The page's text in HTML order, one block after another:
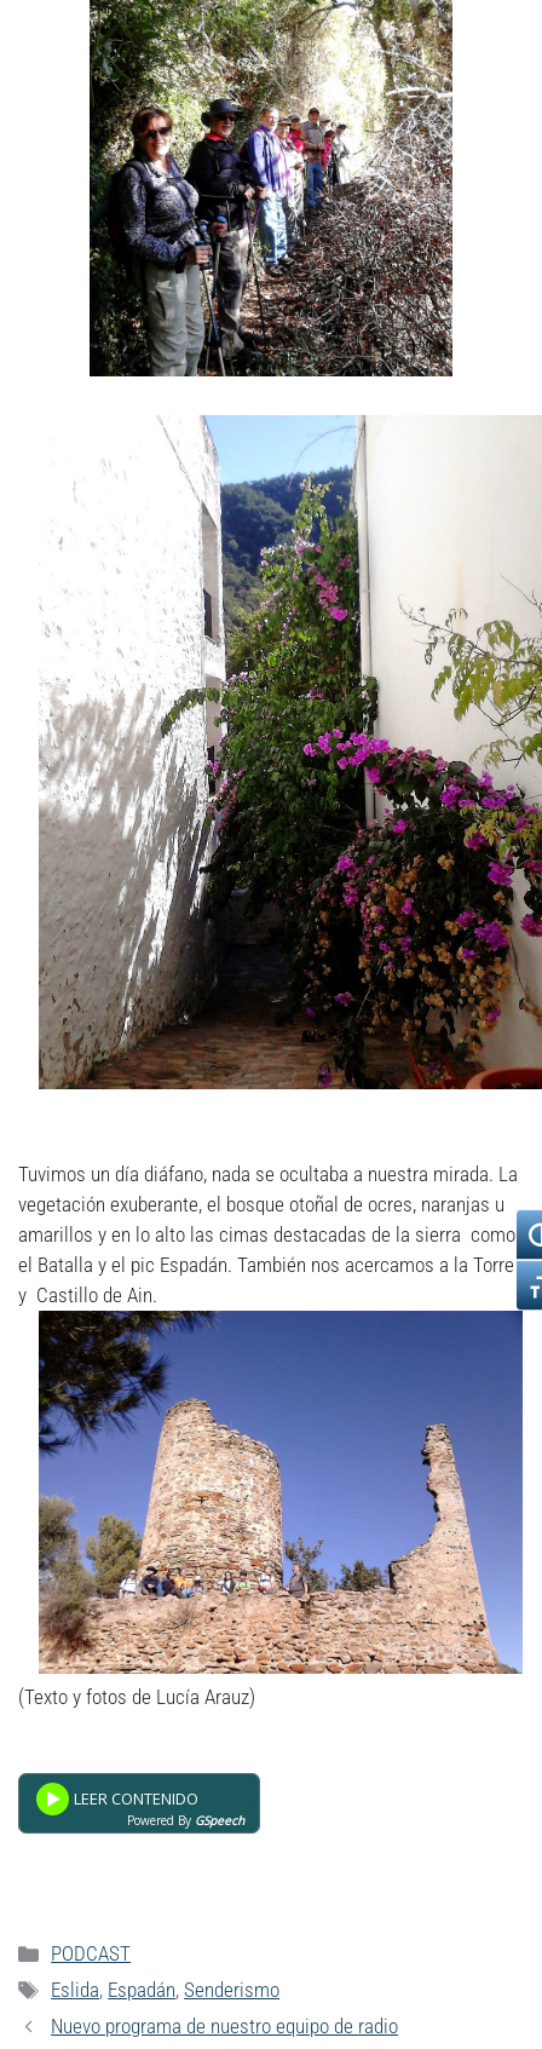
Tuvimos un día diáfano, nada se ocultaba a nuestra mirada. La
vegetación exuberante, el bosque otoñal de ocres, naranjas u
amarillos y en lo alto las cimas destacadas de la sierra como
el Batalla y el pic Espadán. También nos acercamos a la Torre
y Castillo de Ain.
(Texto y fotos de Lucía Arauz)
Powered By GSpeech
PODCAST
Eslida, Espadán,Senderismo
Nuevo programa de nuestro equipo de radio